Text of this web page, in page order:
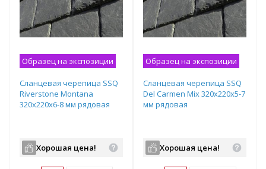
Образец на экспозиции
Сланцевая черепица SSQ
Riverstone Montana
320x220х6-8 мм рядовая
Хорошая цена!
Образец на экспозиции
Сланцевая черепица SSQ
Del Carmen Mix 320x220х5-7
мм рядовая
Хорошая цена!